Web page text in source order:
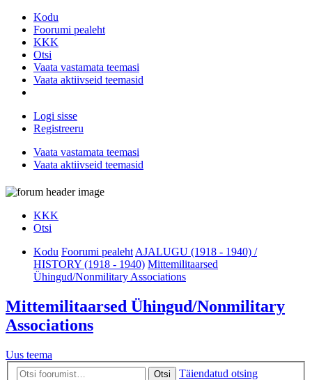
Kodu
Foorumi pealeht
KKK
Otsi
Vaata vastamata teemasi
Vaata aktiivseid teemasid
Logi sisse
Registreeru
Vaata vastamata teemasi
Vaata aktiivseid teemasid
KKK
Otsi
Kodu Foorumi pealehtAJALUGU (1918 - 1940) /
HISTORY (1918 - 1940) Mittemilitaarsed
Ühingud/Nonmilitary Associations
Mittemilitaarsed Ühingud/Nonmilitary
Associations
Uus teema
Otsi
Täiendatud otsing